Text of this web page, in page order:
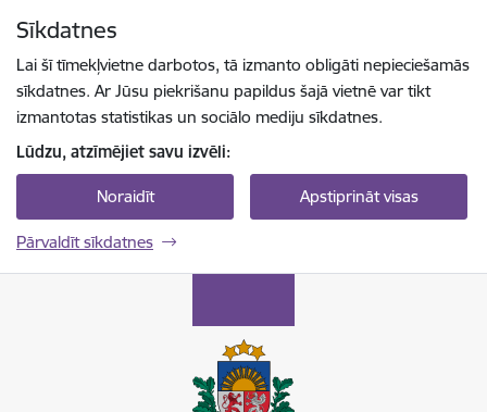
Sīkdatnes
Lai šī tīmekļvietne darbotos, tā izmanto obligāti nepieciešamās
sīkdatnes. Ar Jūsu piekrišanu papildus šajā vietnē var tikt
izmantotas statistikas un sociālo mediju sīkdatnes.
Lūdzu, atzīmējiet savu izvēli:
Noraidīt Apstiprināt visas
Pārvaldīt sīkdatnes